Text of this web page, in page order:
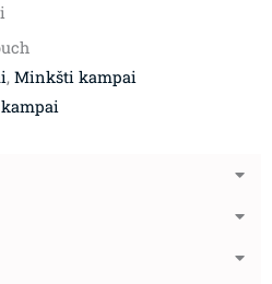
, Minkšti kampai